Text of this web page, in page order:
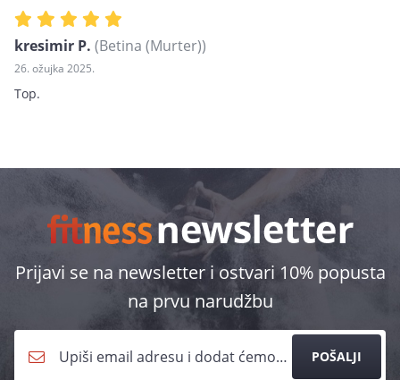
kresimir P. (Betina (Murter))
26. ožujka 2025.
Top.
Prijavi se na newsletter i ostvari 10% popusta
na prvu narudžbu
POŠALJI